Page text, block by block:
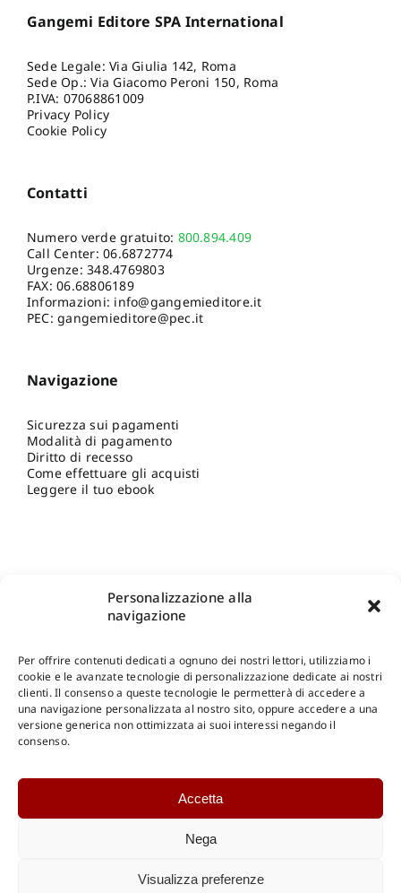
Personalizzazione alla
navigazione
Per offrire contenuti dedicati a ognuno dei nostri lettori, utilizziamo i
cookie e le avanzate tecnologie di personalizzazione dedicate ai nostri
clienti. Il consenso a queste tecnologie le permetterà di accedere a
una navigazione personalizzata al nostro sito, oppure accedere a una
versione generica non ottimizzata ai suoi interessi negando il
consenso.
Accetta
Nega
Visualizza preferenze
Gangemi Editore SPA International
Sede Legale: Via Giulia 142, Roma
Sede Op.: Via Giacomo Peroni 150, Roma
P.IVA: 07068861009
Privacy Policy
Cookie Policy
Contatti
Numero verde gratuito: 800.894.409
Call Center:06.6872774
Urgenze:348.4769803
FAX: 06.68806189
Informazioni: info@gangemieditore.it
PEC: gangemieditore@pec.it
Navigazione
Sicurezza sui pagamenti
Modalità di pagamento
Diritto di recesso
Come effettuare gli acquisti
Leggere il tuo ebook
Shop Gangemi Editore-Pagamenti Sicuri e anche Rateali
Catalogo Online
Catalogo Internazionale
DOWNLOAD
Catalogo Internazionale